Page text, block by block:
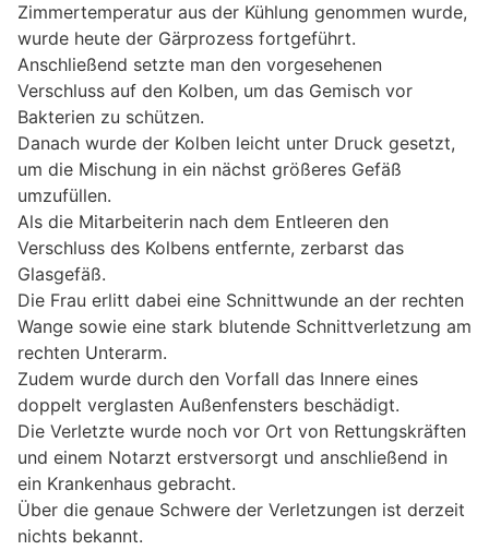
Zimmertemperatur aus der Kühlung genommen wurde,
wurde heute der Gärprozess fortgeführt.
Anschließend setzte man den vorgesehenen
Verschluss auf den Kolben, um das Gemisch vor
Bakterien zu schützen.
Danach wurde der Kolben leicht unter Druck gesetzt,
um die Mischung in ein nächst größeres Gefäß
umzufüllen.
Als die Mitarbeiterin nach dem Entleeren den
Verschluss des Kolbens entfernte, zerbarst das
Glasgefäß.
Die Frau erlitt dabei eine Schnittwunde an der rechten
Wange sowie eine stark blutende Schnittverletzung am
rechten Unterarm.
Zudem wurde durch den Vorfall das Innere eines
doppelt verglasten Außenfensters beschädigt.
Die Verletzte wurde noch vor Ort von Rettungskräften
und einem Notarzt erstversorgt und anschließend in
ein Krankenhaus gebracht.
Über die genaue Schwere der Verletzungen ist derzeit
nichts bekannt.